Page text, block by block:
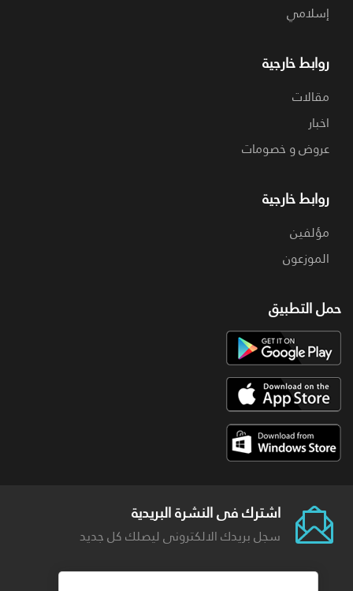
إسلامي
روابط خارجية
مقالات
اخبار
عروض و خصومات
روابط خارجية
مؤلفين
الموزعون
حمل التطبيق
اشترك فى النشرة البريدية
سجل بريدك الالكترونى ليصلك كل جديد